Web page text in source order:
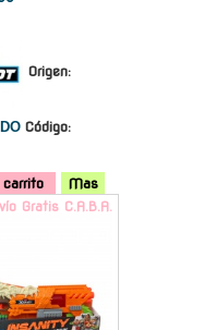
Origen:
Código:
carrito
Mas
Gratis C.A.B.A.